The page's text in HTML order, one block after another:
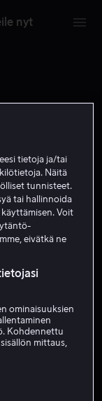
nyt
tietoja ja/tai
Näitä
tunnisteet.
tai hallinnoida
Voit
eivätkä ne
ominaisuuksien
Kohdennettu
mittaus,